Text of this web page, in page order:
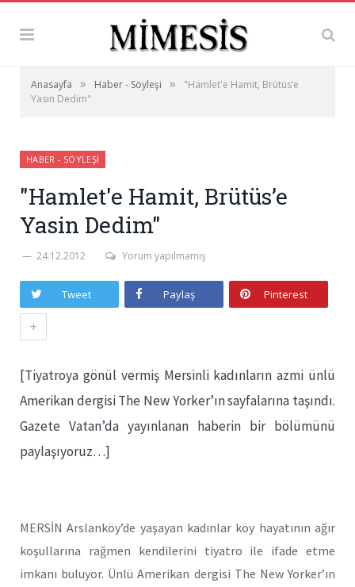
Anasayfa » Haber - Söyleşi »
"Hamlet'e Hamit, Brütüs’e
Yasin Dedim"
HABER - SÖYLEŞI
"Hamlet'e Hamit, Brütüs’e
Yasin Dedim"
24.12.2012 Yorum yapılmamış
Tweet Paylaş Pinterest
+
[Tiyatroya gönül vermiş Mersinli kadınların azmi ünlü
Amerikan dergisi The New Yorker’ın sayfalarına taşındı.
Gazete Vatan’da yayınlanan haberin bir bölümünü
paylaşıyoruz…]
MERSİN Arslanköy’de yaşayan kadınlar köy hayatının ağır
koşullarına rağmen kendilerini tiyatro ile ifade etme
imkanı buluyor. Ünlü Amerikan dergisi The New Yorker’ın